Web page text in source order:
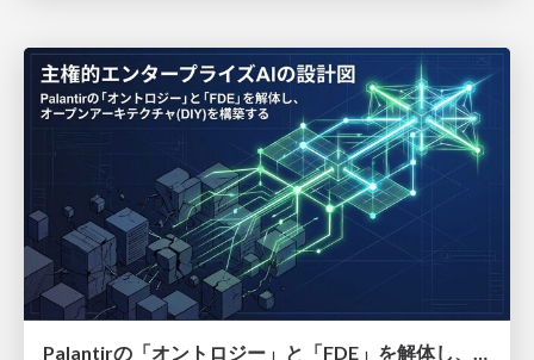
Palantirの「オントロジー」と「FDE」を解体し、オープンアーキテクチャをDIY